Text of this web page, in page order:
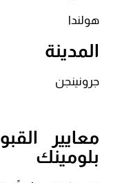
هولندا
المدينة
جرونينجن
معايير
بلومينك